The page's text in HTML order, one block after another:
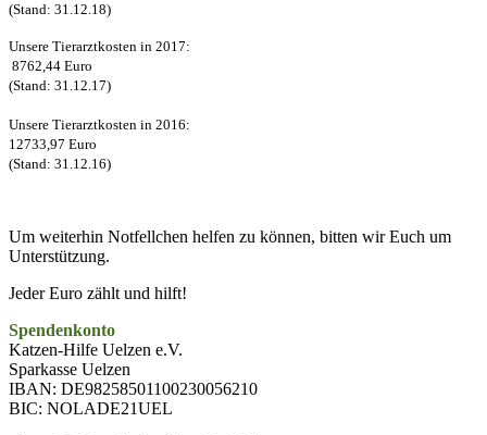
(Stand: 31.12.18)
Unsere Tierarztkosten in 2017:
8762,44 Euro
(Stand: 31.12.17)
Unsere Tierarztkosten in 2016:
12733,97 Euro
(Stand: 31.12.16)
Um weiterhin Notfellchen helfen zu können, bitten wir Euch um
Unterstützung.
Jeder Euro zählt und hilft!
Spendenkonto
Katzen-Hilfe Uelzen e.V.
Sparkasse Uelzen
IBAN: DE98258501100230056210
BIC: NOLADE21UEL